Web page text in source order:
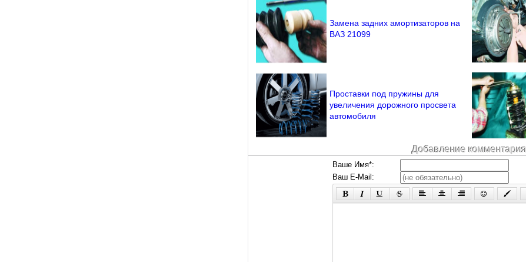
Замена задних амортизаторов на
ВАЗ 21099
Проставки под пружины для
увеличения дорожного просвета
автомобиля
Добавление комментария
Ваше Имя*:
Ваш E-Mail: